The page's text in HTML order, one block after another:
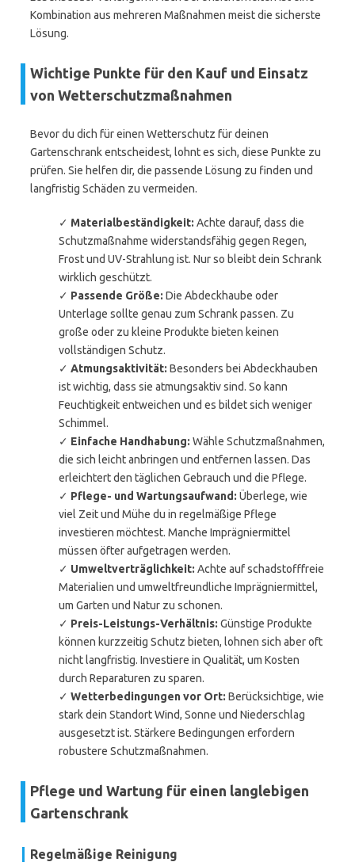
Kombination aus mehreren Maßnahmen meist die sicherste
Lösung.
Wichtige Punkte für den Kauf und Einsatz
von Wetterschutzmaßnahmen
Bevor du dich für einen Wetterschutz für deinen
Gartenschrank entscheidest, lohnt es sich, diese Punkte zu
prüfen. Sie helfen dir, die passende Lösung zu finden und
langfristig Schäden zu vermeiden.
✓ Materialbeständigkeit: Achte darauf, dass die
Schutzmaßnahme widerstandsfähig gegen Regen,
Frost und UV-Strahlung ist. Nur so bleibt dein Schrank
wirklich geschützt.
✓ Passende Größe: Die Abdeckhaube oder
Unterlage sollte genau zum Schrank passen. Zu
große oder zu kleine Produkte bieten keinen
vollständigen Schutz.
✓ Atmungsaktivität: Besonders bei Abdeckhauben
ist wichtig, dass sie atmungsaktiv sind. So kann
Feuchtigkeit entweichen und es bildet sich weniger
Schimmel.
✓ Einfache Handhabung: Wähle Schutzmaßnahmen,
die sich leicht anbringen und entfernen lassen. Das
erleichtert den täglichen Gebrauch und die Pflege.
✓ Pflege- und Wartungsaufwand: Überlege, wie
viel Zeit und Mühe du in regelmäßige Pflege
investieren möchtest. Manche Imprägniermittel
müssen öfter aufgetragen werden.
✓ Umweltverträglichkeit: Achte auf schadstofffreie
Materialien und umweltfreundliche Imprägniermittel,
um Garten und Natur zu schonen.
✓ Preis-Leistungs-Verhältnis: Günstige Produkte
können kurzzeitig Schutz bieten, lohnen sich aber oft
nicht langfristig. Investiere in Qualität, um Kosten
durch Reparaturen zu sparen.
✓ Wetterbedingungen vor Ort: Berücksichtige, wie
stark dein Standort Wind, Sonne und Niederschlag
ausgesetzt ist. Stärkere Bedingungen erfordern
robustere Schutzmaßnahmen.
Pflege und Wartung für einen langlebigen
Gartenschrank
Regelmäßige Reinigung